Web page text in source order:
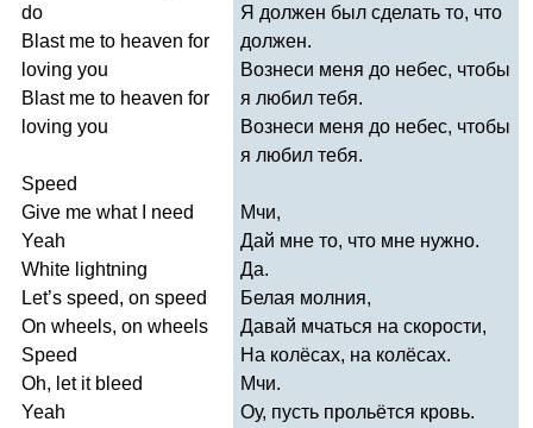
do
Blast me to heaven for
loving you
Blast me to heaven for
loving you
Speed
Give me what
need
Yeah
White lightning
Let’s speed, on speed
On wheels, on wheels
Speed
Oh, let it bleed
Yeah
Я должен был сделать то, что
должен.
Вознеси меня до небес, чтобы
я любил тебя.
Вознеси меня до небес, чтобы
я любил тебя.
Мчи,
Дай мне то, что мне нужно.
Да.
Белая молния,
Давай мчаться на скорости,
На колёсах, на колёсах.
Мчи.
Оу, пусть прольётся кровь.